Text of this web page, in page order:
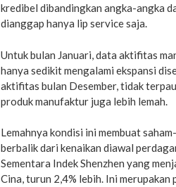
kredibel dibandingkan angka-angka
dianggap hanya lip service saja.
Untuk bulan Januari, data aktifitas
hanya sedikit mengalami ekspansi
aktifitas bulan Desember, tidak
produk manufaktur juga lebih lemah.
Lemahnya kondisi ini membuat
berbalik dari kenaikan diawal
Sementara Indek Shenzhen yang
Cina, turun 2,4% lebih. Ini